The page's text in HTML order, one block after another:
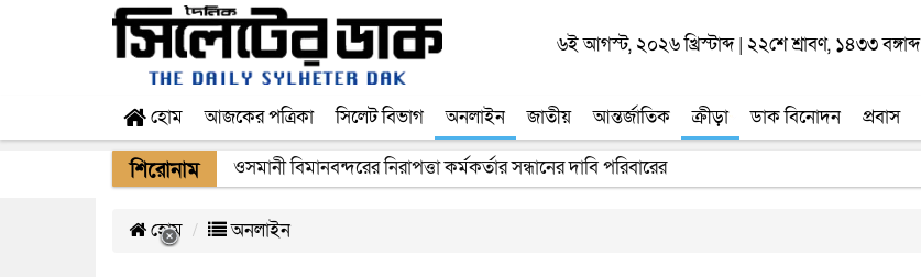
৬ই আগস্ট, ২০২৬ খ্রিস্টাব্দ| ২২শে শ্রাবণ, ১৪৩৩ বঙ্গাব্দ
হোম আজকের পত্রিকা সিলেট বিভাগ অনলাইন জাতীয় আন্তর্জাতিক ক্রীড়া ডাক বিনোদন প্রবাস
শিরোনাম ওসমানী বিমানবন্দরের নিরাপত্তা কর্মকর্তার সন্ধানের দাবি পরিবারের
হোম অনলাইন